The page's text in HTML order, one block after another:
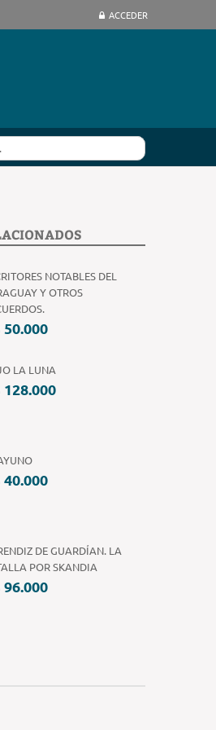
ACCEDER
NOTABLES DEL
Y OTROS
50.000
LA LUNA
128.000
40.000
DE GUARDÍAN. LA
POR SKANDIA
96.000